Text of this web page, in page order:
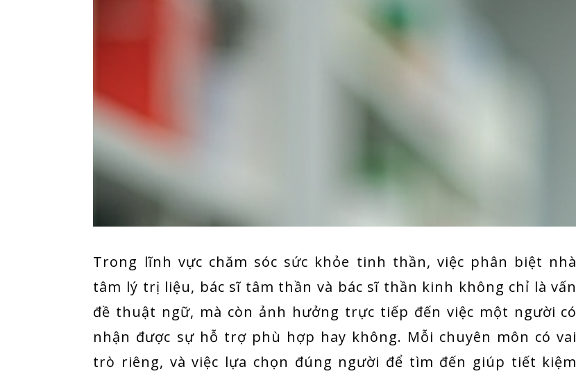
Trong lĩnh vực chăm sóc sức khỏe tinh thần, việc phân biệt nhà
tâm lý trị liệu, bác sĩ tâm thần và bác sĩ thần kinh không chỉ là vấn
đề thuật ngữ, mà còn ảnh hưởng trực tiếp đến việc một người có
nhận được sự hỗ trợ phù hợp hay không. Mỗi chuyên môn có vai
trò riêng, và việc lựa chọn đúng người để tìm đến giúp tiết kiệm